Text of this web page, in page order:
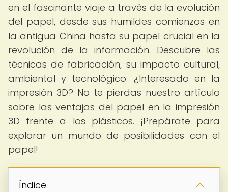
en el fascinante viaje a través de la evolución
del papel, desde sus humildes comienzos en
la antigua China hasta su papel crucial en la
revolución de la información. Descubre las
técnicas de fabricación, su impacto cultural,
ambiental y tecnológico. ¿Interesado en la
impresión 3D? No te pierdas nuestro artículo
sobre las ventajas del papel en la impresión
3D frente a los plásticos. ¡Prepárate para
explorar un mundo de posibilidades con el
papel!
Índice